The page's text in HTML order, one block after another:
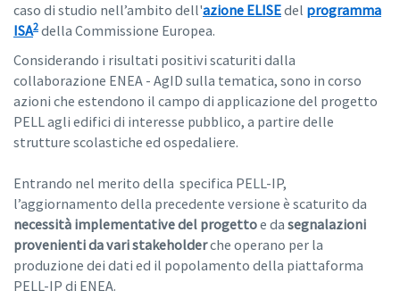
caso di studio nell’ambito dell'azione ELISEdel programma
ISA2 della Commissione Europea.
Considerando i risultati positivi scaturiti dalla
collaborazione ENEA - AgID sulla tematica, sono in corso
azioni che estendono il campo di applicazione del progetto
PELL agli edifici di interesse pubblico, a partire delle
strutture scolastiche ed ospedaliere.
Entrando nel merito della specifica PELL-IP,
l’aggiornamento della precedente versione è scaturito da
necessità implementative del progettoe da segnalazioni
provenienti da vari stakeholderche operano per la
produzione dei dati ed il popolamento della piattaforma
PELL-IP di ENEA.